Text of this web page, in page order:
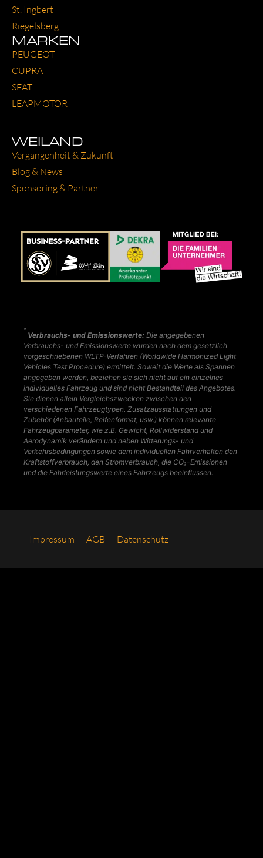
St. Ing­bert
Rie­gels­berg
MARKEN
PEU­GEOT
CUP­RA
SEAT
LEAP­MO­TOR
WEILAND
Ver­gan­gen­heit & Zukunft
Blog & News
Spon­so­ring & Part­ner
*
Verbrauchs- und Emissionswerte: Die angegebenen
Verbrauchs- und Emissionswerte wurden nach dem gesetzlich
vorgeschriebenen WLTP-Verfahren (Worldwide Harmonized Light
Vehicles Test Procedure) ermittelt. Soweit die Werte als Spannen
angegeben werden, beziehen sie sich nicht auf ein einzelnes
individuelles Fahrzeug und sind nicht Bestandteil des Angebotes.
Sie dienen allein Vergleichszwecken zwischen den
verschiedenen Fahrzeugtypen. Zusatzausstattungen und
Zubehör (Anbauteile, Reifenformat, usw.) können relevante
Fahrzeugparameter, wie z.B. Gewicht, Rollwiderstand und
Aerodynamik verändern und neben Witterungs- und
Verkehrsbedingungen sowie dem individuellen Fahrverhalten den
Kraftstoffverbrauch, den Stromverbrauch, die CO₂-Emissionen
und die Fahrleistungswerte eines Fahrzeugs beeinflussen.
Impres­sum AGB Daten­schutz